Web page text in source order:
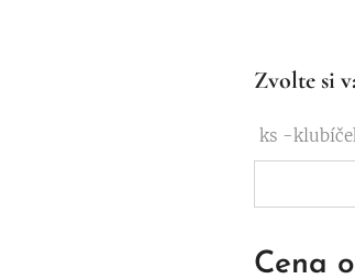
Zvolte si
ks -
Cena